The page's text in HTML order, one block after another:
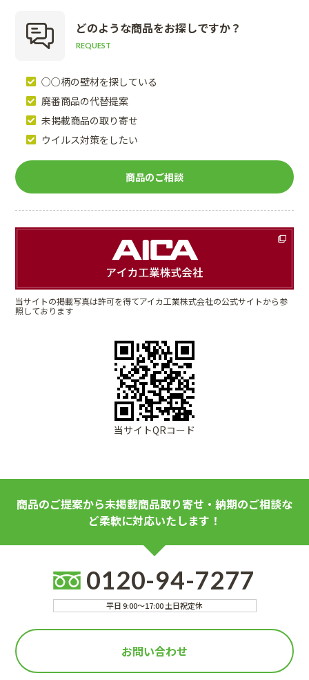
どのような商品をお探しですか？
REQUEST
○○柄の壁材を探している
廃番商品の代替提案
未掲載商品の取り寄せ
ウイルス対策をしたい
商品のご相談
当サイトの掲載写真は許可を得てアイカ工業株式会社の公式サイトから参
照しております
当サイトQRコード
商品のご提案から未掲載商品取り寄せ・納期のご相談な
ど柔軟に対応いたします！
0120-94-7277
平日 9:00～17:00 土日祝定休
お問い合わせ